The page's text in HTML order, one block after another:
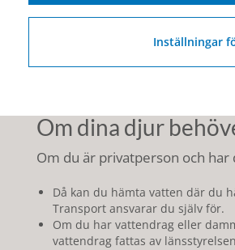
Om det gäller ett begränsat
Om det gäller ett stort antal
då kunna hämtas på
Om dina djur
Om du är privatperson och
Då kan du hämta vatten där du
Transport ansvarar du själv för.
Om du har vattendrag eller
vattendrag fattas av
Inställningar